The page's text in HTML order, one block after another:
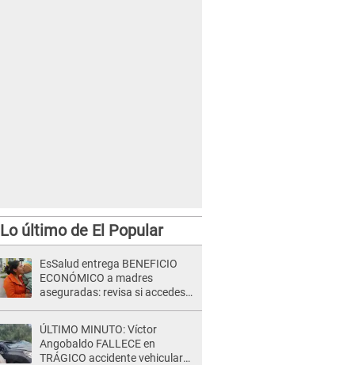
Lo último de El Popular
EsSalud entrega BENEFICIO
ECONÓMICO a madres
aseguradas: revisa si accedes
ÚLTIMO MINUTO: Víctor
Angobaldo FALLECE en
TRÁGICO accidente vehicular